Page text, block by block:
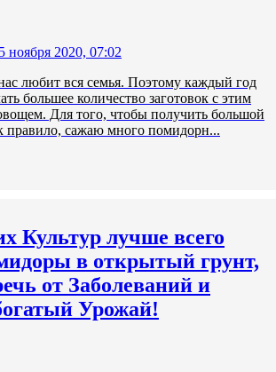
ноября 2020, 07:02
любит вся семья. Поэтому каждый год
большее количество заготовок с этим
Для того, чтобы получить большой
правило, сажаю много помидорн...
Культур лучше всего
в открытый грунт,
от Заболеваний и
Урожай!